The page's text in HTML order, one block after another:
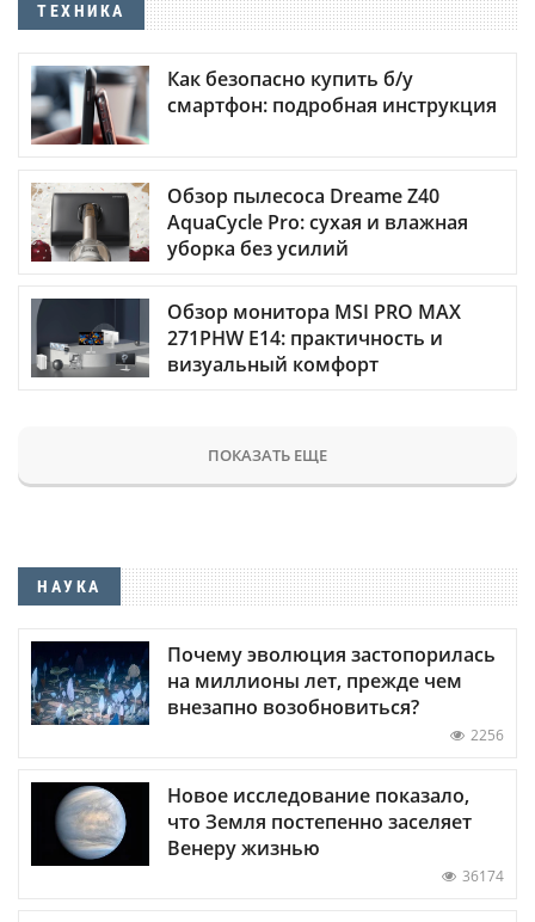
ТЕХНИКА
Как безопасно купить б/у
смартфон: подробная инструкция
Обзор пылесоса Dreame Z40
AquaCycle Pro: сухая и влажная
уборка без усилий
Обзор монитора MSI PRO MAX
271PHW E14: практичность и
визуальный комфорт
ПОКАЗАТЬ ЕЩЕ
НАУКА
Почему эволюция застопорилась
на миллионы лет, прежде чем
внезапно возобновиться?
2256
Новое исследование показало,
что Земля постепенно заселяет
Венеру жизнью
36174